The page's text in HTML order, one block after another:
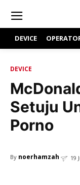
DEVICE
DEVICE
Setuju
Porno
By noerhamzah 19